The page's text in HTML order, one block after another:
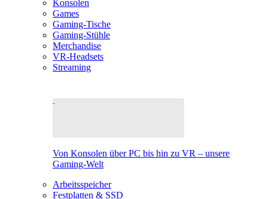
Konsolen
Games
Gaming-Tische
Gaming-Stühle
Merchandise
VR-Headsets
Streaming
Von Konsolen über PC bis hin zu VR – unsere
Gaming-Welt
Arbeitsspeicher
Festplatten & SSD